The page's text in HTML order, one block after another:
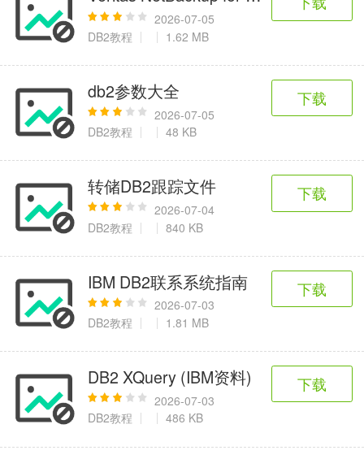
2026-07-05
DB2教程
1.62 MB
db2参数大全
2026-07-05
DB2教程
48 KB
下载
转储DB2跟踪文件
2026-07-04
DB2教程
840 KB
下载
IBM DB2联系系统指南
2026-07-03
DB2教程
1.81 MB
下载
DB2 XQuery (IBM资料)
2026-07-03
DB2教程
486 KB
下载